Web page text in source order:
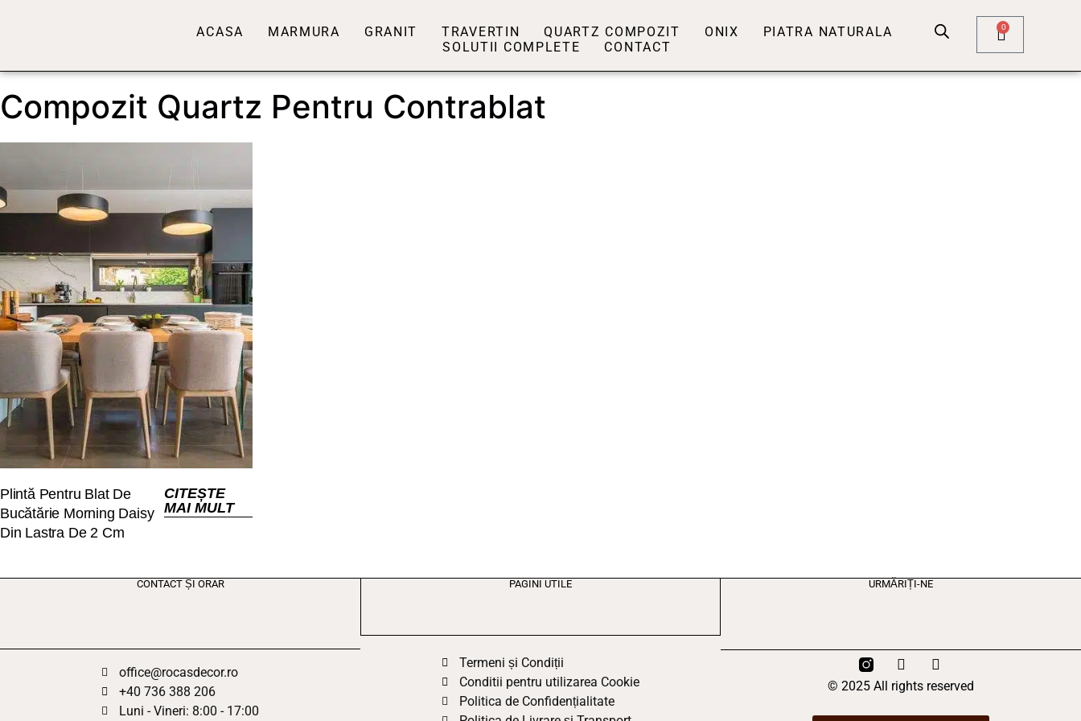
ACASA MARMURA GRANIT TRAVERTIN QUARTZ COMPOZIT ONIX
PIATRA NATURALA
SOLUTII COMPLETE
CONTACT
0
Compozit Quartz Pentru Contrablat
Plintă Pentru Blat De
Bucătărie Morning Daisy
Din Lastra De 2 Cm
CITEȘTE
MAI MULT
CONTACT ȘI ORAR
office@rocasdecor.ro
+40 736 388 206
Luni - Vineri: 8:00 - 17:00
PAGINI UTILE
Termeni și Condiții
Conditii pentru utilizarea Cookie
Politica de Confidențialitate
URMĂRIȚI-NE
© 2025 All rights reserved